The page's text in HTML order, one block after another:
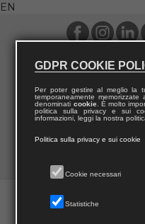
EN
GDPR COOKIE
Per poter gestire al meglio la
temporaneamente
denominati cookie. È molto
politica sulla privacy e sui
informazioni, leggi la nostra
Politica sulla privacy e sui cookie
Cookie necessari
Statistiche